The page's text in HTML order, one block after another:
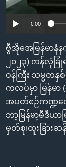
စာမျက်နှာ
ကြည့်
ရှာဖွေ
ရန်
နေရာ
သို့
ကျော်
ရန်
ဗွီအိုအေ လူမှုကွန်ယ
ဘာသာစကားမ
0:00
ဗွီအိုအေမြန်မာနံ
၂၀၂၃) ကန်လုံခ
ဝန်ကြီး သမ္မတနှ
ကလပ်မှာ မြန်မာ
အပတ်စဉ်ကဏ္ဍတွေ
ဘာ့မြန်မာ့မီဒီယာ
မှတ်စု၊ထူးခြားဆ